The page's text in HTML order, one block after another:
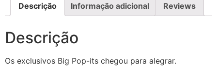
Descrição Informação adicional Reviews
Descrição
Os exclusivos Big Pop-its chegou para alegrar.